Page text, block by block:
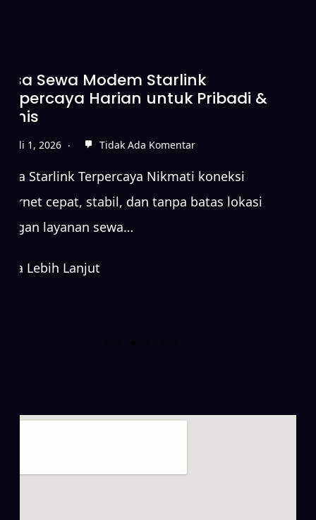
Starlink Tanpa DP untuk
Internet Cepat
Juni 15, 2026
cepat, stabil, dan tanpa batas lokasi
layanan sewa…